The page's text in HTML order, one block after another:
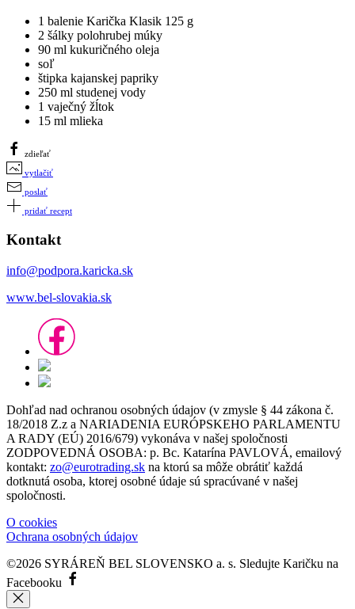
1 balenie Karička Klasik 125 g
2 šálky polohrubej múky
90 ml kukuričného oleja
soľ
štipka kajanskej papriky
250 ml studenej vody
1 vaječný žĺtok
15 ml mlieka
zdieľať
vytlačiť
poslať
pridať recept
Kontakt
info@podpora.karicka.sk
www.bel-slovakia.sk
Dohľad nad ochranou osobných údajov (v zmysle § 44 zákona č.
18/2018 Z.z a NARIADENIA EURÓPSKEHO PARLAMENTU
A RADY (EÚ) 2016/679) vykonáva v našej spoločnosti
ZODPOVEDNÁ OSOBA: p. Bc. Katarína PAVLOVÁ, emailový
kontakt: zo@eurotrading.sk na ktorú sa môže obrátiť každá
dotknutá osoba, ktorej osobné údaje sú spracúvané v našej
spoločnosti.
O cookies
Ochrana osobných údajov
©2026 SYRÁREŇ BEL SLOVENSKO a. s. Sledujte Karičku na
Facebooku